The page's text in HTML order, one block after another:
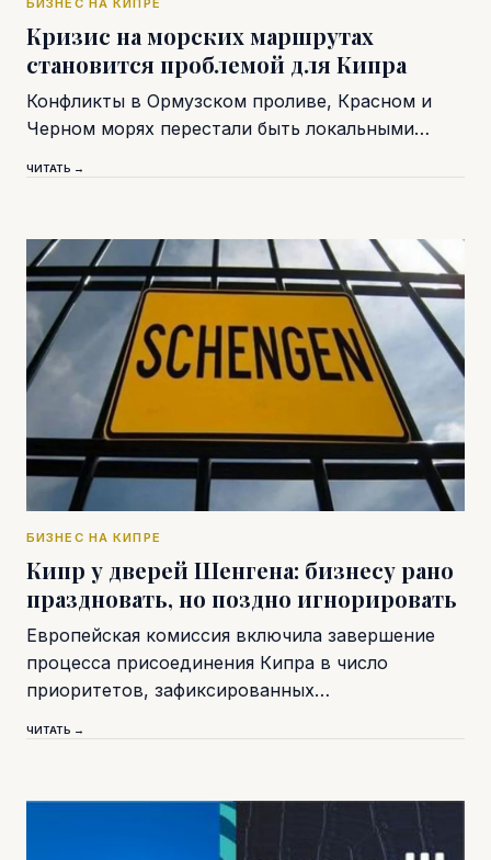
БИЗНЕС НА КИПРЕ
Кризис на морских маршрутах
становится проблемой для Кипра
Конфликты в Ормузском проливе, Красном и
Черном морях перестали быть локальными…
ЧИТАТЬ →
БИЗНЕС НА КИПРЕ
Кипр у дверей Шенгена: бизнесу рано
праздновать, но поздно игнорировать
Европейская комиссия включила завершение
процесса присоединения Кипра в число
приоритетов, зафиксированных…
ЧИТАТЬ →